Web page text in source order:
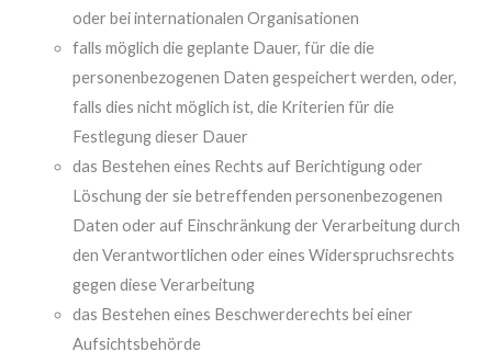
oder bei internationalen Organisationen
falls möglich die geplante Dauer, für die die
personenbezogenen Daten gespeichert werden, oder,
falls dies nicht möglich ist, die Kriterien für die
Festlegung dieser Dauer
das Bestehen eines Rechts auf Berichtigung oder
Löschung der sie betreffenden personenbezogenen
Daten oder auf Einschränkung der Verarbeitung durch
den Verantwortlichen oder eines Widerspruchsrechts
gegen diese Verarbeitung
das Bestehen eines Beschwerderechts bei einer
Aufsichtsbehörde